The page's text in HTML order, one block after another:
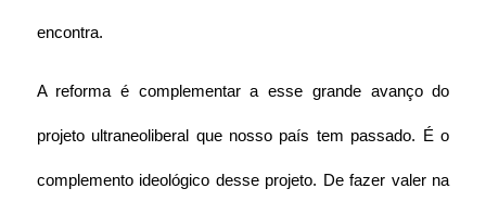
encontra.
A reforma é complementar a esse grande avanço do
projeto ultraneoliberal que nosso país tem passado. É o
complemento ideológico desse projeto. De fazer valer na